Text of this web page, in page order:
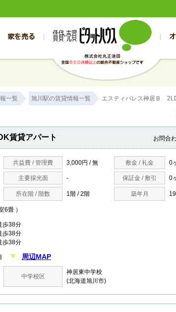
広の売買物件一覧
広の新築一戸建て
帯広の中古マンション
帯広の1000万円以下
帯広の1000万～2000万円
川の売買物件一覧
川の新築一戸建て
旭川の中古マンション
旭川の1000万円以下
旭川の1000万～2000万円
家を売る
スタッフブログ お客様の声
売却のお問合せ 入居者様専用（帯
一覧 旭川駅の賃貸情報一覧 エスティパレス神居Ｂ
賃貸アパート お問合
共益費 / 管理費 3,000円 / 無 敷金 / 礼金 0
主要採光面 - 保証金 / 敷引 0
所在階 / 階数 1階 / 2階 築年月
6畳 ）
38分
歩38分
歩38分
周辺MAP
中学校区
神居東中学校
(北海道旭川市)